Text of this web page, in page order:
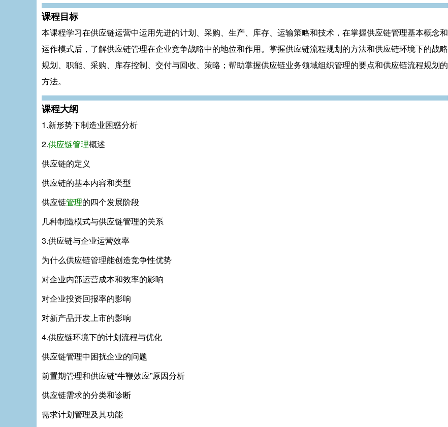
课程目标
本课程学习在供应链运营中运用先进的计划、采购、生产、库存、运输策略和技术，在掌握供应链管理基本概念和
运作模式后，了解供应链管理在企业竞争战略中的地位和作用。掌握供应链流程规划的方法和供应链环境下的战略
规划、职能、采购、库存控制、交付与回收、策略；帮助掌握供应链业务领域组织管理的要点和供应链流程规划的
方法。
课程大纲
1.新形势下制造业困惑分析
2.供应链管理概述
供应链的定义
供应链的基本内容和类型
供应链管理的四个发展阶段
几种制造模式与供应链管理的关系
3.供应链与企业运营效率
为什么供应链管理能创造竞争性优势
对企业内部运营成本和效率的影响
对企业投资回报率的影响
对新产品开发上市的影响
4.供应链环境下的计划流程与优化
供应链管理中困扰企业的问题
前置期管理和供应链“牛鞭效应”原因分析
供应链需求的分类和诊断
需求计划管理及其功能